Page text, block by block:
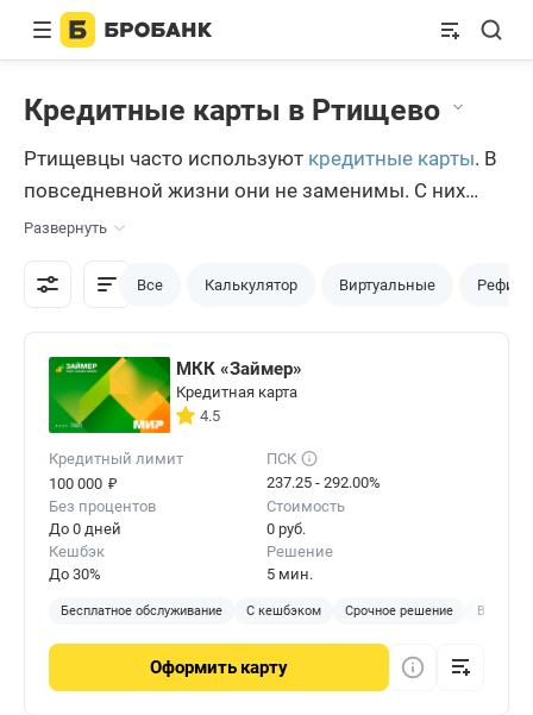
Кредитные карты в Ртищево
Ртищевцы часто используют кредитные карты. В
повседневной жизни они не заменимы. С них
можно снять наличку или оплатить в магазине
покупки. Нужен срочно подарок родным и
близким? Кредитка поможет купить идеальный
Развернуть
Все Калькулятор Виртуальные
МКК «Займер»
Кредитная карта
4.5
Кредитный лимит
100 000 ₽
ПСК
237.25 - 292.00%
Без процентов
До 0 дней
Стоимость
0 руб.
Кешбэк
До 30%
Решение
5 мин.
Бесплатное обслуживание С кешбэком Срочное решение
Оформить карту